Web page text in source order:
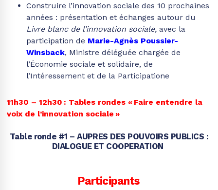
Construire l’innovation sociale des 10 prochaines
années : présentation et échanges autour du
Livre blanc de l’innovation sociale, avec la
participation de Marie-Agnès Poussier-
Winsback, Ministre déléguée chargée de
l’Économie sociale et solidaire, de
l’Intéressement et de la Participatione
11h30 – 12h30 : Tables rondes « Faire entendre la
voix de l’innovation sociale »
Table ronde #1 – AUPRES DES POUVOIRS PUBLICS :
DIALOGUE ET COOPERATION
Participants